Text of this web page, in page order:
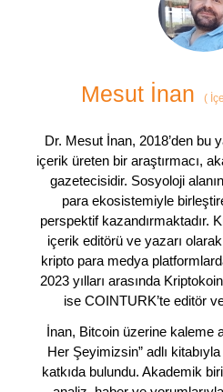
Mesut İnan (
Dr. Mesut İnan, 2018’den bu
içerik üreten bir araştırmacı,
gazetecisidir. Sosyoloji
para ekosistemiyle
perspektif kazandırmaktadır.
içerik editörü ve yazarı
kripto para medya
2023 yılları arasında
ise COINTURK’te editör
İnan, Bitcoin üzerine kaleme
Her Şeyimizsin” adlı
katkıda bulundu. Akademik